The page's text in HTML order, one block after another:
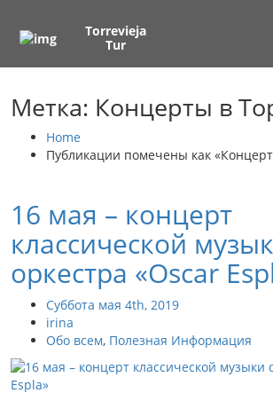
Torrevieja
Tur
Метка: Концерты в
Home
Публикации помечены как
16 мая – концерт
классической
оркестра «Oscar
Суббота мая 4th, 2019
irina
Обо всем, Полезная Информация